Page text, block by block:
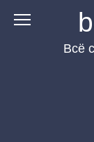
Перейти
Всё